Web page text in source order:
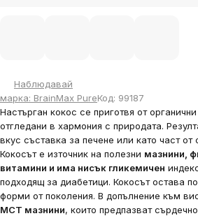
Наблюдавай
марка: BrainMax PureКод: 99187
Настърган кокос се приготвя от
отгледани в хармония с природата.
вкус съставка за печене или като част от
Кокосът е източник на полезни мазнини,
витамини и има нисък гликемичен
подходящ за диабетици. Кокосът остава
форми от поколения. В допълнение към
MCT мазнини, които предпазват